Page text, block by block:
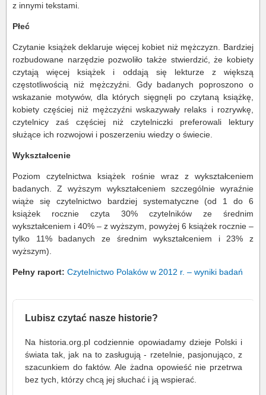
z innymi tekstami.
Płeć
Czytanie książek deklaruje więcej kobiet niż mężczyzn. Bardziej
rozbudowane narzędzie pozwoliło także stwierdzić, że kobiety
czytają więcej książek i oddają się lekturze z większą
częstotliwością niż mężczyźni. Gdy badanych poproszono o
wskazanie motywów, dla których sięgnęli po czytaną książkę,
kobiety częściej niż mężczyźni wskazywały relaks i rozrywkę,
czytelnicy zaś częściej niż czytelniczki preferowali lektury
służące ich rozwojowi i poszerzeniu wiedzy o świecie.
Wykształcenie
Poziom czytelnictwa książek rośnie wraz z wykształceniem
badanych. Z wyższym wykształceniem szczególnie wyraźnie
wiąże się czytelnictwo bardziej systematyczne (od 1 do 6
książek rocznie czyta 30% czytelników ze średnim
wykształceniem i 40% – z wyższym, powyżej 6 książek rocznie –
tylko 11% badanych ze średnim wykształceniem i 23% z
wyższym).
Pełny raport: Czytelnictwo Polaków w 2012 r. – wyniki badań
Lubisz czytać nasze historie?
Na historia.org.pl codziennie opowiadamy dzieje Polski i
świata tak, jak na to zasługują - rzetelnie, pasjonująco, z
szacunkiem do faktów. Ale żadna opowieść nie przetrwa
bez tych, którzy chcą jej słuchać i ją wspierać.